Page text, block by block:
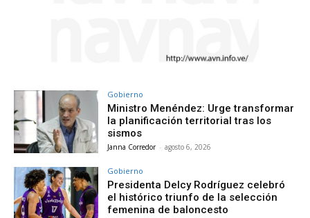
Gobierno
Ministro Menéndez: Urge transformar
la planificación territorial tras los
sismos
Janna Corredor - agosto 6, 2026
Gobierno
Presidenta Delcy Rodríguez celebró
el histórico triunfo de la selección
femenina de baloncesto